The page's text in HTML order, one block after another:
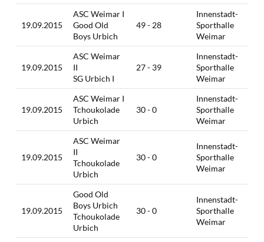
19.09.2015
ASC Weimar I
Good Old
Boys Urbich
49 - 28
Innenstadt-
Sporthalle
Weimar
19.09.2015
ASC Weimar
II
SG Urbich I
27 - 39
Innenstadt-
Sporthalle
Weimar
19.09.2015
ASC Weimar I
Tchoukolade
Urbich
30 - 0
Innenstadt-
Sporthalle
Weimar
19.09.2015
ASC Weimar
II
Tchoukolade
Urbich
30 - 0
Innenstadt-
Sporthalle
Weimar
19.09.2015
Good Old
Boys Urbich
Tchoukolade
Urbich
30 - 0
Innenstadt-
Sporthalle
Weimar